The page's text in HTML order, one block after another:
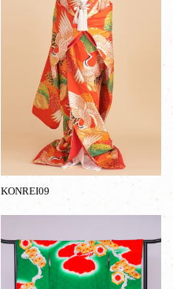
KONREI09